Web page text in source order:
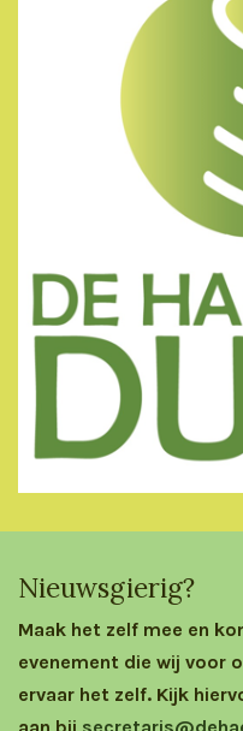
Nieuwsgierig?
Maak het zelf mee en
evenement die wij voor
ervaar het zelf. Kijk